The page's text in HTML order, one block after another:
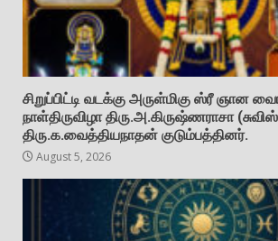
சிறுப்பிட்டி வடக்கு அருள்மிகு ஸ்ரீ ஞான
நாள்திருவிழா திரு.அ.கிருஷ்ணராசா
திரு.க.வைத்தியநாதன் குடும்பத்தினர்.
August 5, 2026